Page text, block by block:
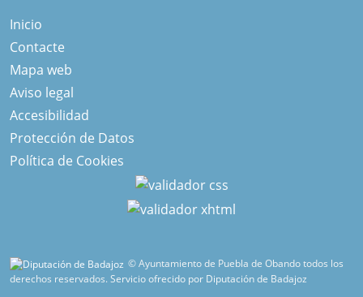
Inicio
Contacte
Mapa web
Aviso legal
Accesibilidad
Protección de Datos
Política de Cookies
© Ayuntamiento de Puebla de Obando todos los
derechos reservados.Servicio ofrecido por Diputación de Badajoz